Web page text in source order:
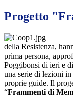
Progetto
della Resistenza,
prima persona,
Poggibonsi di ieri e
una serie di lezioni
proprie guide. Il
“Frammenti di